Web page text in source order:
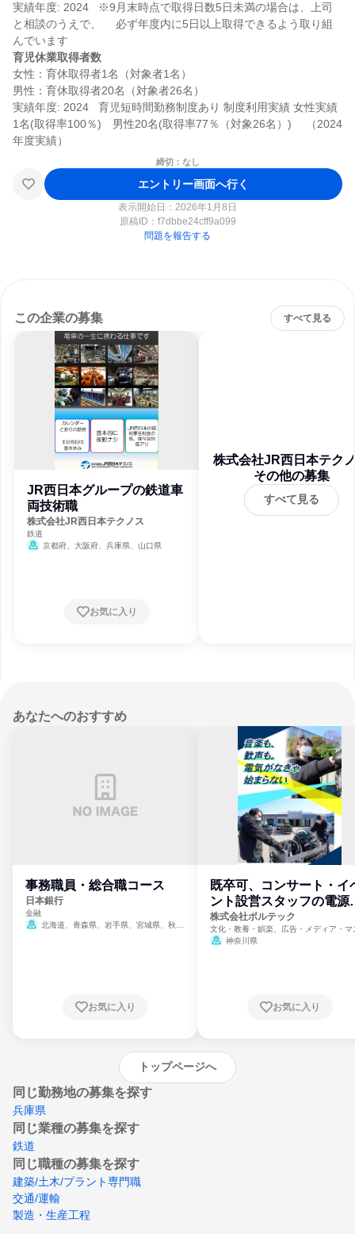
実績年度: 2024   ※9月末時点で取得日数5日未満の場合は、上司
と相談のうえで、 　必ず年度内に5日以上取得できるよう取り組
育児休業取得者数
女性：育休取得者1名（対象者1名）
男性：育休取得者20名（対象者26名）
実績年度: 2024   育児短時間勤務制度あり 制度利用実績 女性実績
1名(取得率100％)　男性20名(取得率77％（対象26名）) 　（2024
締切：なし
エントリー画面へ行く
表示開始日：2026年1月8日
原稿ID： f7dbbe24cff9a099
問題を報告する
この企業の募集 すべて見る
JR西日本グループの鉄道車
両技術職
株式会社JR西日本テクノス
鉄道
京都府、大阪府、兵庫県、山口県
お気に入り
株式会社JR西日本テク
その他の募集
すべて見る
あなたへのおすすめ
事務職員・総合職コース
日本銀行
金融
北海道、青森県、岩手県、宮城県、秋田
崎県、熊本県、大分県、宮崎県、鹿児島県、
お気に入り
既卒可、コンサート・イ
ント設営スタッフの電源
門
株式会社ボルテック
文化・教養・娯楽、広告・メディア・マ
ミ、電力・ガス・水道・エネルギー
神奈川県
お気に入り
トップページへ
同じ勤務地の募集を探す
兵庫県
同じ業種の募集を探す
鉄道
同じ職種の募集を探す
建築/土木/プラント専門職
交通/運輸
製造・生産工程